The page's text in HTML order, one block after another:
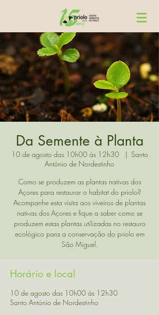
Da Semente à Planta
10 de agosto das 10h00 às 12h30
  |
Santo
António de Nordestinho
Como se produzem as plantas nativas dos
Açores para restaurar o habitat do priolo?
Acompanhe esta visita aos viveiros de plantas
nativas dos Açores e fique a saber como se
produzem estas plantas utilizadas no restauro
ecológico para a conservação do priolo em
Horário e local
10 de agosto das 10h00 às 12h30
Santo António de Nordestinho